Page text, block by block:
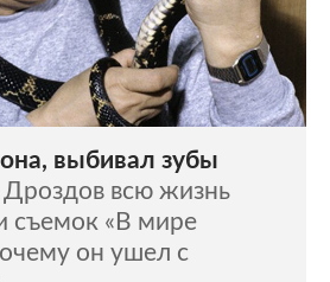
выбивал зубы
Дроздов всю жизнь
съемок «В мире
он ушел с